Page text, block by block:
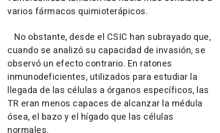
varios fármacos quimioterápicos.
No obstante, desde el CSIC han subrayado que,
cuando se analizó su capacidad de invasión, se
observó un efecto contrario. En ratones
inmunodeficientes, utilizados para estudiar la
llegada de las células a órganos específicos, las
TR eran menos capaces de alcanzar la médula
ósea, el bazo y el hígado que las células
normales.